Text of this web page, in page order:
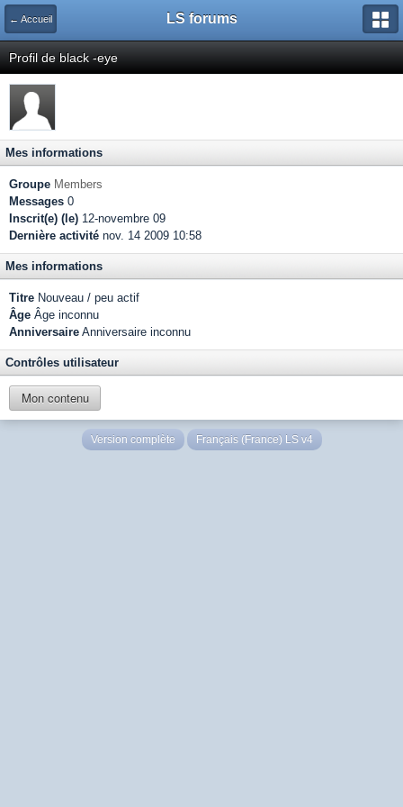
← Accueil LS forums
Profil de black -eye
Mes informations
Groupe Members
Messages 0
Inscrit(e) (le) 12-novembre 09
Dernière activité nov. 14 2009 10:58
Mes informations
Titre Nouveau / peu actif
Âge Âge inconnu
Anniversaire Anniversaire inconnu
Contrôles utilisateur
Mon contenu
Version complète Français (France) LS v4